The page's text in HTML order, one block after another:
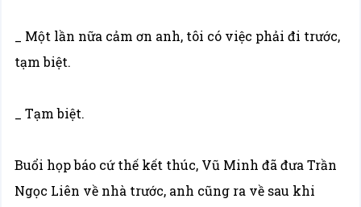
_ Một lần nữa cảm ơn anh, tôi có việc phải đi trước,
tạm biệt.
_ Tạm biệt.
Buổi họp báo cứ thế kết thúc, Vũ Minh đã đưa Trần
Ngọc Liên về nhà trước, anh cũng ra về sau khi